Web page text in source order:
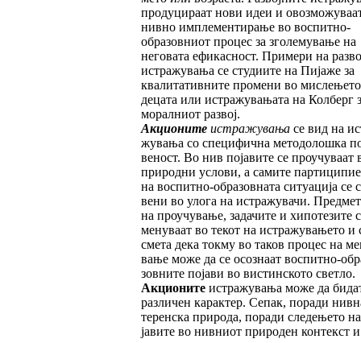
продуцираат нови идеи и
нив­но имплементирање во воспитно-
образов­ни­от процес за зголемување на
неговата ефи­кас­ност. Примери на
истражувања се студиите на Пијаже за
квалитативните про­мени во
децата или ис­тра­жувањата на Колберг
моралниот развој.
Акционите истражувањасе вид на
жу­­­вања со специфична методолошка
ве­ност. Во нив појавите се проучуваат
природни услови, а самите
на воспитно-образовната ситуација се
вени во улога на истражувачи.
на проучување, задачите и хипотезите
менуваат во текот на истражувањето и
смета дека токму во таков процес на
ва­ње може да се осознаат воспитно-
зовните појави во вистинското светло.
Акционите истражувања може да
различен карактер. Сепак, поради
теренска природа, поради следењето
ја­вите во нивниот природен контекст и